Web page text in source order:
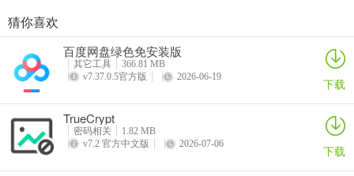
iSunshare RAR Password Genius
详情
图纸加密软件(文档加密) V3.0
详情
共享文件夹加密超级大师
PassFab for Word
猜你喜欢
百度网盘绿色免安装版
其它工具
366.81 MB
v7.37.0.5官方版
2026-06-19 下载
TrueCrypt
密码相关
1.82 MB
v7.2 官方中文版
2026-07-06 下载